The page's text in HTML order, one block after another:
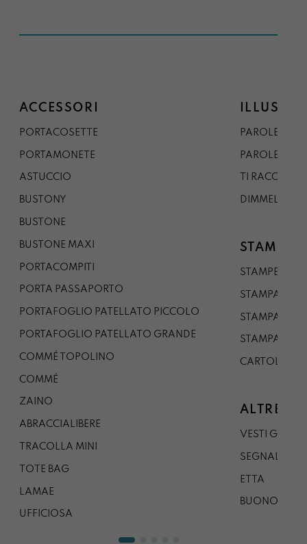
ACCESSORI
PORTACOSETTE
PORTAMONETE
ASTUCCIO
BUSTONY
BUSTONE
BUSTONE MAXI
PORTACOMPITI
PORTA PASSAPORTO
PORTAFOGLIO PATELLATO PICCOLO
PORTAFOGLIO PATELLATO GRANDE
COMMÉ TOPOLINO
COMMÉ
ZAINO
ABRACCIALIBERE
TRACOLLA MINI
TOTE BAG
LAMAE
UFFICIOSA
PAROLE DAL
PAROLE DA
TI
DIMMELO
STAMPE
STAMPE A5
STAMPA A3
STAMPA A1
STAMPA A0
CARTOLINA
ALTRE
VESTI
SEGNALIBRO
ETTA
BUONO